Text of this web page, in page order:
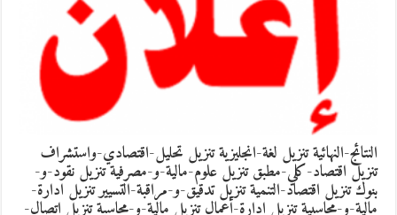
النتائج-النهائية تنزيل لغة-انجليزية تنزيل تحليل-اقتصادي-واستشراف
تنزيل اقتصاد-كلي-مطبق تنزيل علوم-مالية-و-مصرفية تنزيل نقود-و-
بنوك تنزيل اقتصاد-التنمية تنزيل تدقيق-و-مراقبة-التسيير تنزيل ادارة-
مالية-و-محاسبية تنزيل ادارة-أعمال تنزيل مالية-و-محاسبة تنزيل اتصال-